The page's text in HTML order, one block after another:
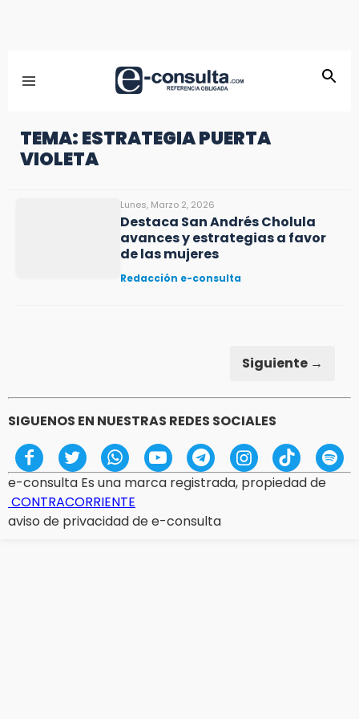
TEMA: ESTRATEGIA PUERTA
VIOLETA
Lunes, Marzo 2, 2026
Destaca San Andrés Cholula
avances y estrategias a favor
de las mujeres
Redacción e-consulta
Siguiente →
SIGUENOS EN NUESTRAS REDES SOCIALES
e-consulta Es una marca registrada, propiedad de
CONTRACORRIENTE
aviso de privacidad de e-consulta